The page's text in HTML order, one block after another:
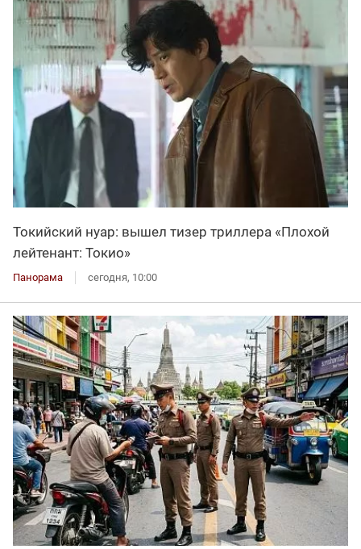
Токийский нуар: вышел тизер триллера «Плохой
лейтенант: Токио»
Панорама сегодня, 10:00